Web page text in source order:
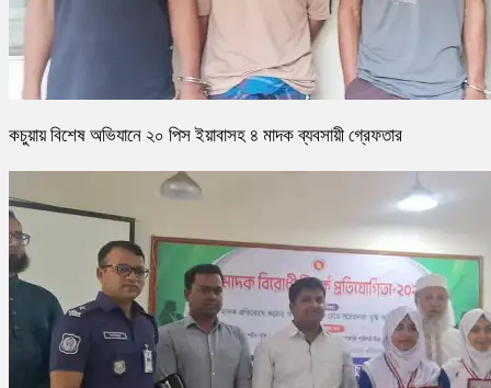
কচুয়ায় বিশেষ অভিযানে ২০ পিস ইয়াবাসহ ৪ মাদক ব্যবসায়ী গ্রেফতার